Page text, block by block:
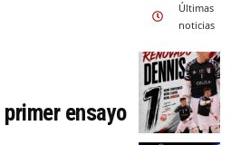
ensayo
Últimas
noticias